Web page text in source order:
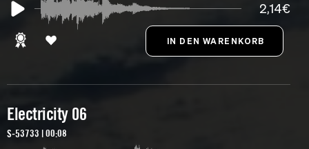
2,14€
Electricity 06
S-53733 | 00:08